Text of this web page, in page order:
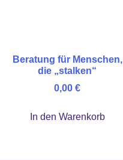
Beratung für Menschen,
die „stalken“
0,00 €
In den Warenkorb